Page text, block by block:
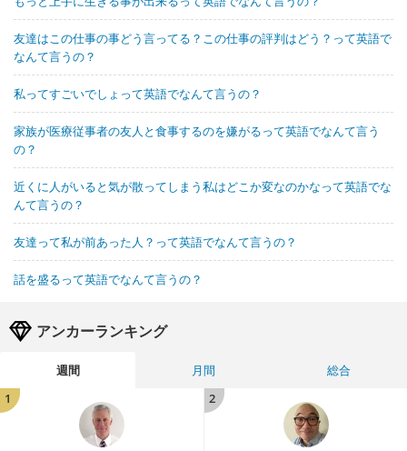
友達はこの仕事の事どう言ってる？この仕事の評判はどう？って英語で
なんて言うの？
私ってすごいでしょって英語でなんて言うの？
家族が医療従事者の友人と食事するのを嫌がるって英語でなんて言う
の？
近くに人がいると気が散ってしまう私はどこか変なのかなって英語でな
んて言うの？
友達って私が前あった人？って英語でなんて言うの？
話を盛るって英語でなんて言うの？
アンカーランキング
週間 月間
総合
1
2